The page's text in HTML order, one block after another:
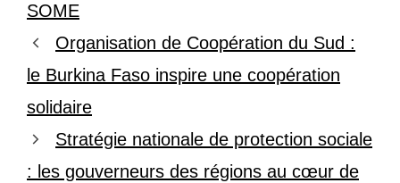
SOME
Organisation de Coopération du Sud :
le Burkina Faso inspire une coopération
solidaire
Stratégie nationale de protection sociale
: les gouverneurs des régions au cœur de